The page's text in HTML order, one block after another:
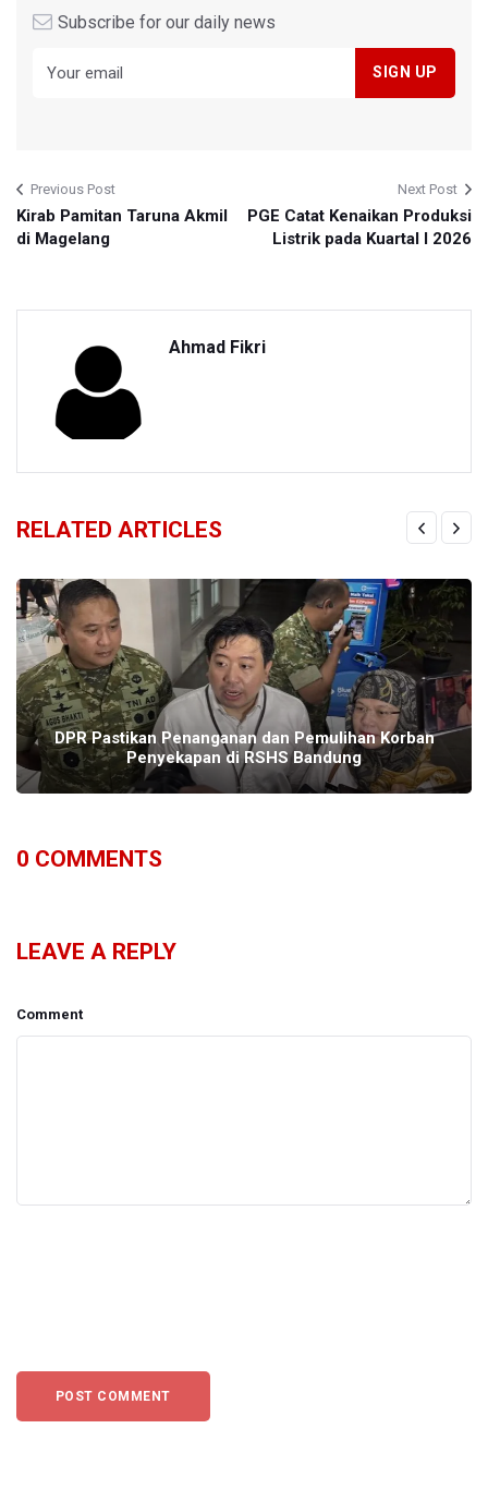
Subscribe for our daily news
Previous Post
Kirab Pamitan Taruna Akmil
di Magelang
Next Post
PGE Catat Kenaikan Produksi
Listrik pada Kuartal I 2026
Ahmad Fikri
RELATED ARTICLES
DPR Pastikan Penanganan dan Pemulihan Korban
Penyekapan di RSHS Bandung
0 COMMENTS
LEAVE A REPLY
Comment